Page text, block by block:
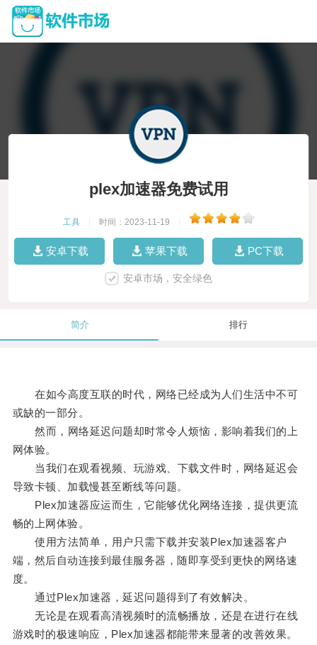
plex加速器免费试用
工具 时间：2023-11-19
安卓下载 苹果下载 PC下载
安卓市场，安全绿色
简介 排行
在如今高度互联的时代，网络已经成为人们生活中不可
或缺的一部分。
然而，网络延迟问题却时常令人烦恼，影响着我们的上
网体验。
当我们在观看视频、玩游戏、下载文件时，网络延迟会
导致卡顿、加载慢甚至断线等问题。
Plex加速器应运而生，它能够优化网络连接，提供更流
畅的上网体验。
使用方法简单，用户只需下载并安装Plex加速器客户
端，然后自动连接到最佳服务器，随即享受到更快的网络速
度。
通过Plex加速器，延迟问题得到了有效解决。
无论是在观看高清视频时的流畅播放，还是在进行在线
游戏时的极速响应，Plex加速器都能带来显著的改善效果。